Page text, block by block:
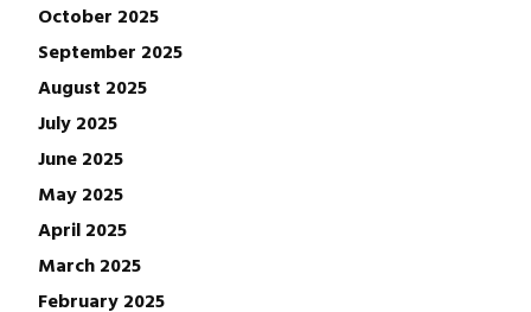
October 2025
September 2025
August 2025
July 2025
June 2025
May 2025
April 2025
March 2025
February 2025